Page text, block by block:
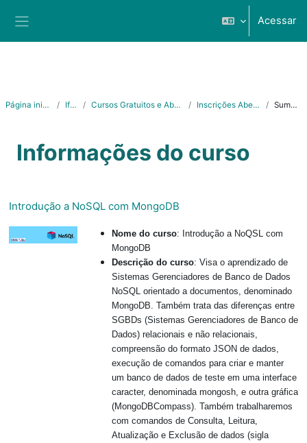
Acessar
Página inicial Ifes Cursos Gratuitos e Abertos Inscrições Abertas Sumário
Informações do curso
Introdução a NoSQL com MongoDB
Nome do curso: Introdução a NoQSL com
MongoDB
Descrição do curso: Visa o aprendizado de
Sistemas Gerenciadores de Banco de Dados
NoSQL orientado a documentos, denominado
MongoDB. Também trata das diferenças entre
SGBDs (Sistemas Gerenciadores de Banco de
Dados) relacionais e não relacionais,
compreensão do formato JSON de dados,
execução de comandos para criar e manter
um banco de dados de teste em uma interface
caracter, denominada mongosh, e outra gráfica
(MongoDBCompass). Também trabalharemos
com comandos de Consulta, Leitura,
Atualização e Exclusão de dados (sigla